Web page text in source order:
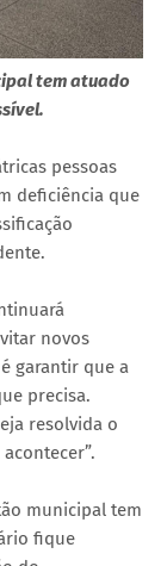
tem atuado
pessoas
deficiência que
novos
garantir que a
precisa.
resolvida o
municipal tem
fique